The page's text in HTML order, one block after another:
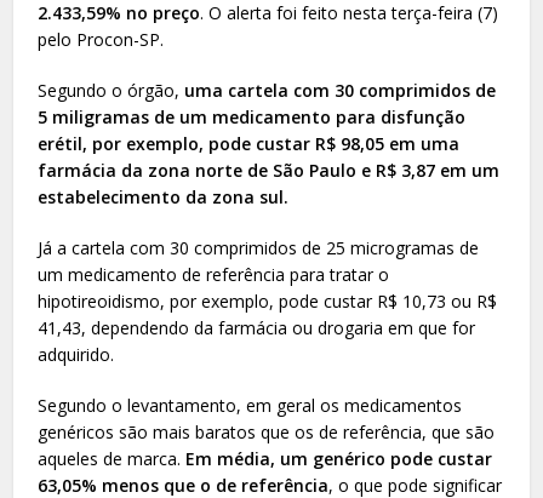
2.433,59% no preço. O alerta foi feito nesta terça-feira (7)
pelo Procon-SP.
Segundo o órgão, uma cartela com 30 comprimidos de
5 miligramas de um medicamento para disfunção
erétil, por exemplo, pode custar R$ 98,05 em uma
farmácia da zona norte de São Paulo e R$ 3,87 em um
estabelecimento da zona sul.
Já a cartela com 30 comprimidos de 25 microgramas de
um medicamento de referência para tratar o
hipotireoidismo, por exemplo, pode custar R$ 10,73 ou R$
41,43, dependendo da farmácia ou drogaria em que for
adquirido.
Segundo o levantamento, em geral os medicamentos
genéricos são mais baratos que os de referência, que são
aqueles de marca. Em média, um genérico pode custar
63,05% menos que o de referência, o que pode significar